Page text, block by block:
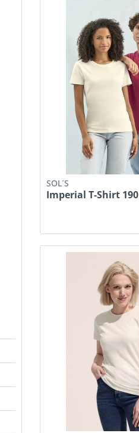
SOL´S
Imperial T-Shirt 190